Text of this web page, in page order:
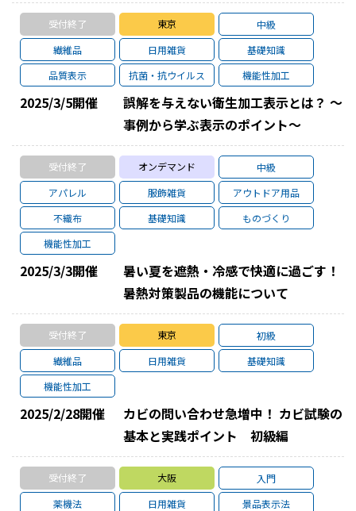
受付終了 東京
中級
繊維品
日用雑貨
基礎知識
品質表示
抗菌・抗ウイルス 機能性加工
2025/3/5開催
誤解を与えない衛生加工表示とは？ ～
事例から学ぶ表示のポイント～
受付終了 オンデマンド
中級
アパレル
服飾雑貨
アウトドア用品
不織布
基礎知識
ものづくり
機能性加工
2025/3/3開催
暑い夏を遮熱・冷感で快適に過ごす！
暑熱対策製品の機能について
受付終了 東京
初級
繊維品
日用雑貨
基礎知識
機能性加工
2025/2/28開催
カビの問い合わせ急増中！ カビ試験の
基本と実践ポイント 初級編
受付終了 大阪
入門
薬機法
日用雑貨 景品表示法